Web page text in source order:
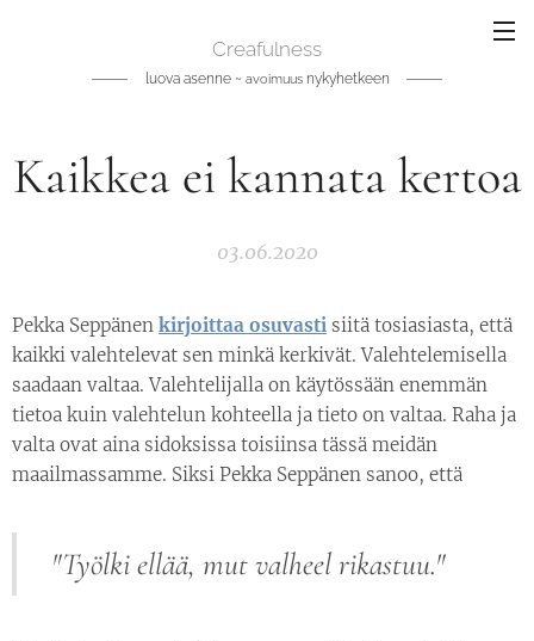
Creafulness
luova asenne ~ avoimuusnykyhetkeen
Kaikkea ei kannata kertoa
03.06.2020
Pekka Seppänen kirjoittaa osuvasti siitä tosiasiasta, että
kaikki valehtelevat sen minkä kerkivät. Valehtelemisella
saadaan valtaa. Valehtelijalla on käytössään enemmän
tietoa kuin valehtelun kohteella ja tieto on valtaa. Raha ja
valta ovat aina sidoksissa toisiinsa tässä meidän
maailmassamme. Siksi Pekka Seppänen sanoo, että
"Työlki ellää, mut valheel rikastuu."